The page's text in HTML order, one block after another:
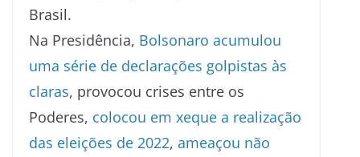
Brasil.
Na Presidência, Bolsonaro acumulou
uma série de declarações golpistas às
claras, provocou crises entre os
Poderes, colocou em xeque a realização
das eleições de 2022, ameaçou não